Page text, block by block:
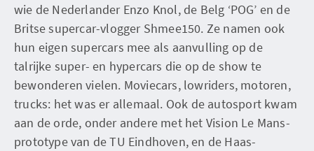
wie de Nederlander Enzo Knol, de Belg ‘POG’ en de
Britse supercar-vlogger Shmee150. Ze namen ook
hun eigen supercars mee als aanvulling op de
talrijke super- en hypercars die op de show te
bewonderen vielen. Moviecars, lowriders, motoren,
trucks: het was er allemaal. Ook de autosport kwam
aan de orde, onder andere met het Vision Le Mans-
prototype van de TU Eindhoven, en de Haas-